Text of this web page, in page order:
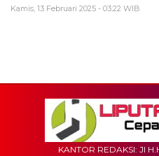
Kamis, 13 Februari 2025 - 03:22 WIB
KANTOR REDAKSI: Jl